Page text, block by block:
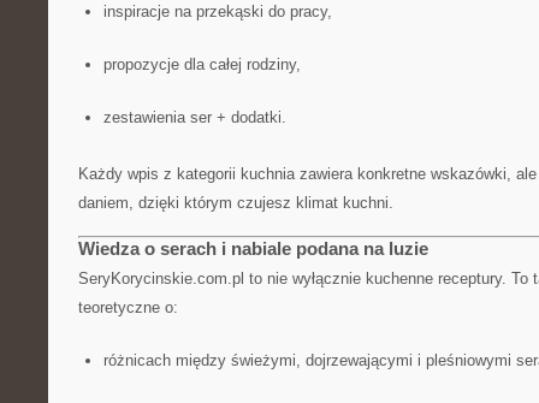
inspiracje na przekąski do pracy,
propozycje dla całej rodziny,
zestawienia ser + dodatki.
Każdy wpis z kategorii kuchnia zawiera konkretne wskazówki,
daniem, dzięki którym czujesz klimat kuchni.
Wiedza o serach i nabiale podana na luzie
SeryKorycinskie.com.pl to nie wyłącznie kuchenne receptury. To
teoretyczne o:
różnicach między świeżymi, dojrzewającymi i pleśniowymi